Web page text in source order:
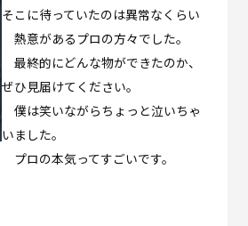
そこに待っていたのは異常なくらい
熱意があるプロの方々でした。
最終的にどんな物ができたのか、
ぜひ見届けてください。
僕は笑いながらちょっと泣いちゃ
いました。
プロの本気ってすごいです。